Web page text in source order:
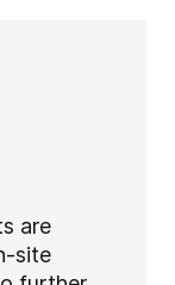
are
site